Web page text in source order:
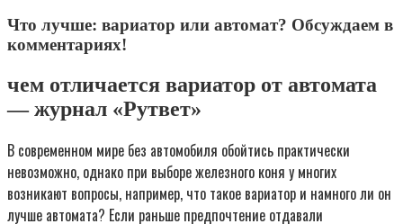
Что лучше: вариатор или автомат? Обсуждаем в
комментариях!
чем отличается вариатор от автомата
— журнал «Рутвет»
В современном мире без автомобиля обойтись практически
невозможно, однако при выборе железного коня у многих
возникают вопросы, например, что такое вариатор и намного ли он
лучше автомата? Если раньше предпочтение отдавали